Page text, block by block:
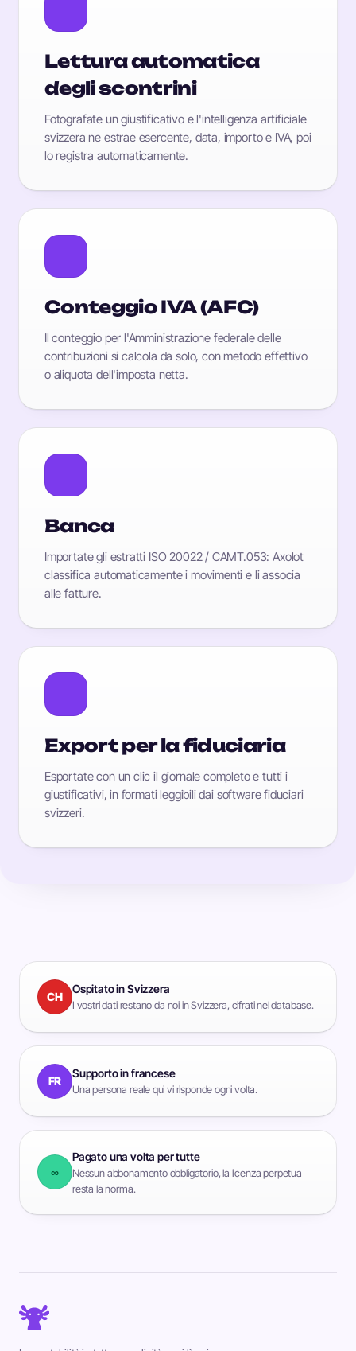
Lettura automatica
degli scontrini
Fotografate un giustificativo e l'intelligenza artificiale
svizzera ne estrae esercente, data, importo e IVA, poi
lo registra automaticamente.
Conteggio IVA (AFC)
Il conteggio per l'Amministrazione federale delle
contribuzioni si calcola da solo, con metodo effettivo
o aliquota dell'imposta netta.
Banca
Importate gli estratti ISO 20022 / CAMT.053: Axolot
classifica automaticamente i movimenti e li associa
alle fatture.
Export per la fiduciaria
Esportate con un clic il giornale completo e tutti i
giustificativi, in formati leggibili dai software fiduciari
svizzeri.
CH
Ospitato in Svizzera
I vostri dati restano da noi in Svizzera, cifrati nel database.
FR
Supporto in francese
Una persona reale qui vi risponde ogni volta.
∞
Pagato una volta per tutte
Nessun abbonamento obbligatorio, la licenza perpetua
resta la norma.